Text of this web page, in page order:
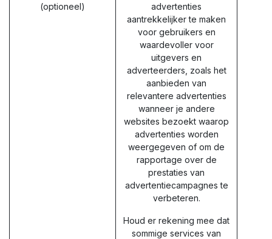
(optioneel)
advertenties
aantrekkelijker te maken
voor gebruikers en
waardevoller voor
uitgevers en
adverteerders, zoals het
aanbieden van
relevantere advertenties
wanneer je andere
websites bezoekt waarop
advertenties worden
weergegeven of om de
rapportage over de
prestaties van
advertentiecampagnes te
verbeteren.
Houd er rekening mee dat
sommige services van